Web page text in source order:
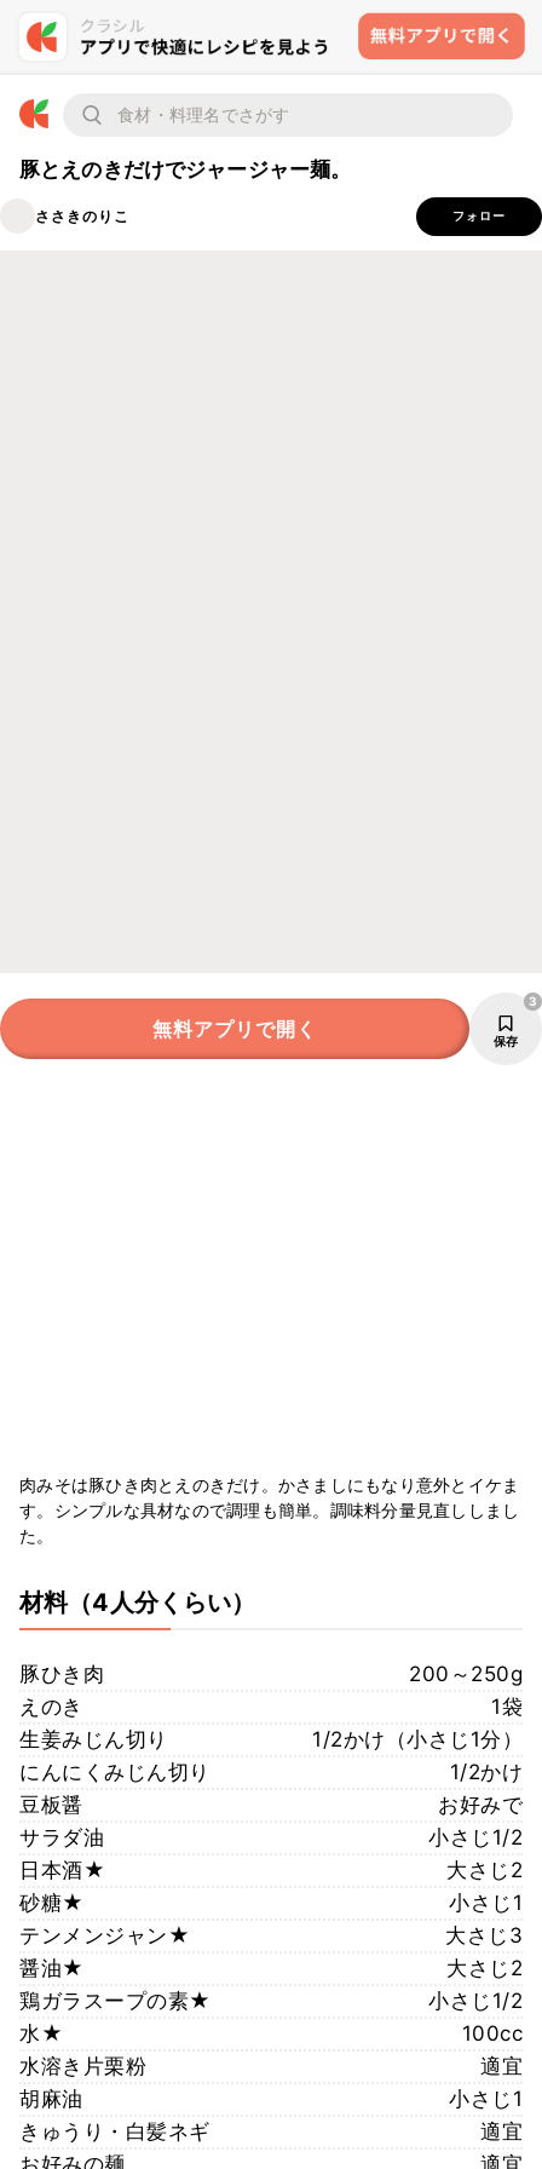
豚とえのきだけでジャージャー麺。
ささきのりこ フォロー
無料アプリで開く 保存
3
肉みそは豚ひき肉とえのきだけ。かさましにもなり意外とイケま
す。シンプルな具材なので調理も簡単。調味料分量見直ししまし
た。
材料（4人分くらい）
豚ひき肉
200～250g
えのき
1袋
生姜みじん切り
1/2かけ（小さじ1分）
にんにくみじん切り
1/2かけ
豆板醤
お好みで
サラダ油
小さじ1/2
日本酒★
大さじ2
砂糖★
小さじ1
テンメンジャン★
大さじ3
醤油★
大さじ2
鶏ガラスープの素★
小さじ1/2
水★
100cc
水溶き片栗粉
適宜
胡麻油
小さじ1
きゅうり・白髪ネギ
適宜